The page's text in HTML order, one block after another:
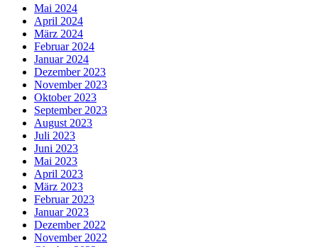
Mai 2024
April 2024
März 2024
Februar 2024
Januar 2024
Dezember 2023
November 2023
Oktober 2023
September 2023
August 2023
Juli 2023
Juni 2023
Mai 2023
April 2023
März 2023
Februar 2023
Januar 2023
Dezember 2022
November 2022